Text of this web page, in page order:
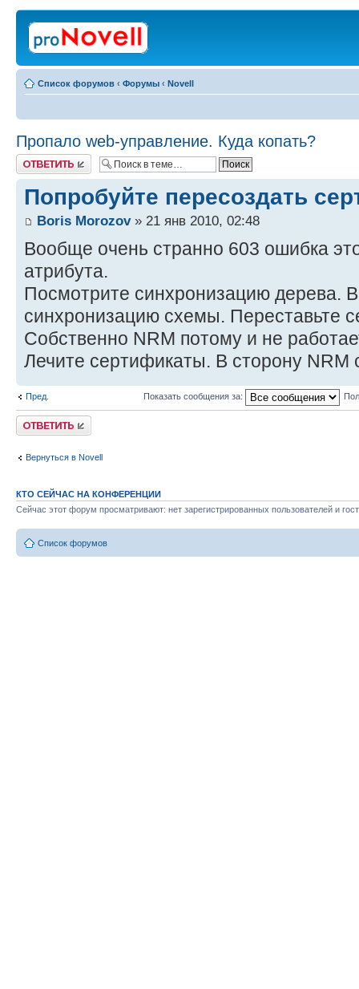
Список форумов ‹ Форумы ‹ Novell
Пропало web-управление. Куда копать?
Ответить
Попробуйте пересоздать
Boris Morozov» 21 янв 2010, 02:48
Вообще очень странно 603 ошибка
атрибута.
Посмотрите синхронизацию дерева.
синхронизацию схемы. Переставьте
Собственно NRM потому и не
Лечите сертификаты. В сторону NRM
Пред. Показать сообщения за:
Ответить
Вернуться в Novell
КТО СЕЙЧАС НА КОНФЕРЕНЦИИ
Сейчас этот форум просматривают: нет зарегистрированных пользователей и
Список форумов